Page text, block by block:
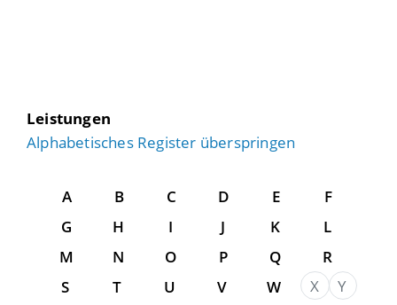
Leistungen
Alphabetisches Register überspringen
A B C D E
F
G
H I J K
L
M
N O P Q
R
S
T U V W X
Y